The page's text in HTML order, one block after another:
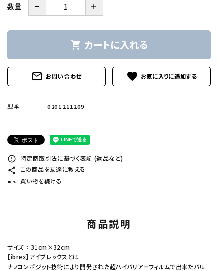
数量 － ＋
shopping_cart カートに入れる
mail_outline お問い合わせ favorite
型番: 0201211209
error_outline 特定商取引法に基づく表記 (返品など)
share この商品を友達に教える
undo 買い物を続ける
商品説明
サイズ ： 31cm×32cm
【ibrex】アイブレックスとは
ナノコンポジット技術により開発された超ハイバリアーフィルムで出来たバル